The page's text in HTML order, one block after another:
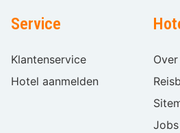
Service
Klantenservice
Hotel aanmelden
Jobs